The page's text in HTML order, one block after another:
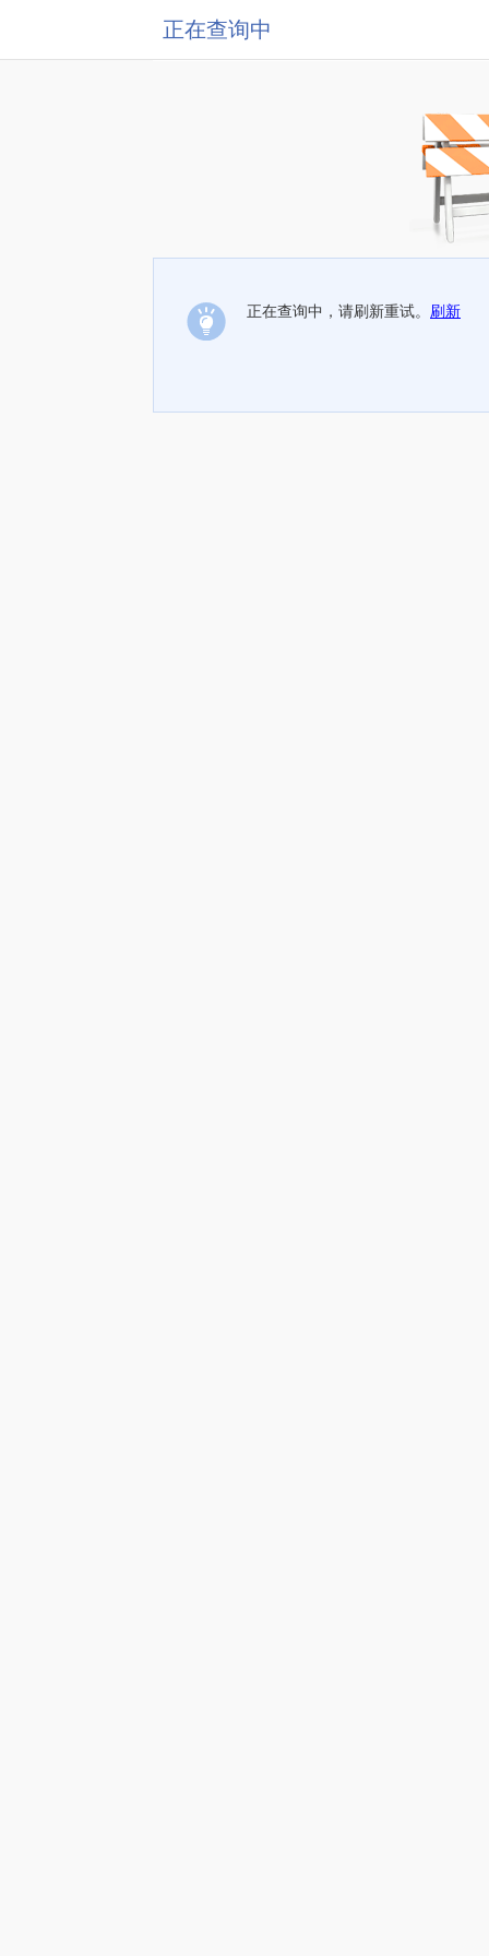
正在查询中
正在查询中，请刷新重试。 刷新